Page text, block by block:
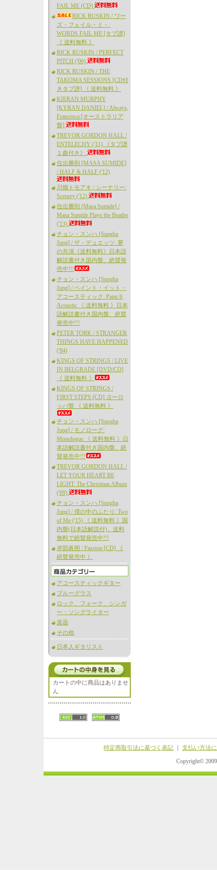
FAIL ME (CD)
RICK RUSKIN / ワー
ズ・フェイル・ミ－:
WORDS FAIL ME [タブ譜]
《 送料無料 》
RICK RUSKIN / PERFECT
PITCH ('06)
RICK RUSKIN / THE
TAKOMA SESSIONS [CD付
きタブ譜] 《 送料無料 》
KIERAN MURPHY
[KYRAN DANIEL] / Always,
Francesca [オーストラリア
盤]
TREVOR GORDON HALL /
ENTELECHY ('11) 《タブ譜
１曲付き》
住出勝則 [MASA SUMIDE]
/ HALF & HALF ('12)
川畑トモアキ / シーナリー:
Scenery ('12)
住出勝則 [Masa Sumide] /
Masa Sumide Plays the Beatles
('13)
チョン・スンハ [Sungha
Jung] / ザ・デュエッツ: 夢
の共演《送料無料》日本語
解説書付き国内盤、絶賛発
売中!!!
チョン・スンハ [Sungha
Jung] / ペイント・イット・
アコースティック: Paint It
Acoustic 《 送料無料 》日本
語解説書付き国内盤、絶賛
発売中!!!
PETER TORK / STRANGER
THINGS HAVE HAPPENED
('94)
KINGS OF STRINGS / LIVE
IN BELGRADE [DVD/CD]
《 送料無料 》
KINGS OF STRINGS /
FIRST STEPS [CD] ヨーロ
ッパ盤 《 送料無料 》
チョン・スンハ [Sungha
Jung] / モノローグ:
Monologue 《 送料無料 》日
本語解説書付き国内盤、絶
賛発売中!!!
TREVOR GORDON HALL /
LET YOUR HEART BE
LIGHT: The Christmas Album
('09)
チョン・スンハ [Sungha
Jung] / 僕の中のふたり: Two
of Me ('15) 《 送料無料 》国
内盤(日本語解説付)、送料
無料で絶賛発売中!!!
岸部眞明 / Passion [CD] 《
絶賛発売中 》
アコースティックギター
ブルーグラス
ロック、フォーク、シンガ
ー・ソングライター
楽器
その他
日本人ギタリスト
カートの中に商品はありませ
ん
特定商取引法に基づく表記
支払い方法
Copyright©